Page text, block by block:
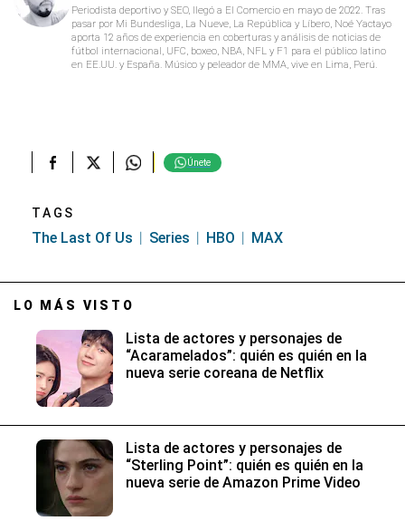
Periodista deportivo y SEO, llegó a El Comercio en mayo de 2022. Tras
pasar por Mi Bundesliga, La Nueve, La República y Líbero, Noé Yactayo
aporta 12 años de experiencia en coberturas y análisis de noticias de
fútbol internacional, UFC, boxeo, NBA, NFL y F1 para el público latino
en EE.UU. y España. Músico y peleador de MMA, vive en Lima, Perú.
Únete
TAGS
The Last Of Us Series HBO MAX
LO MÁS VISTO
Lista de actores y personajes de
“Acaramelados”: quién es quién en la
nueva serie coreana de Netflix
Lista de actores y personajes de
“Sterling Point”: quién es quién en la
nueva serie de Amazon Prime Video